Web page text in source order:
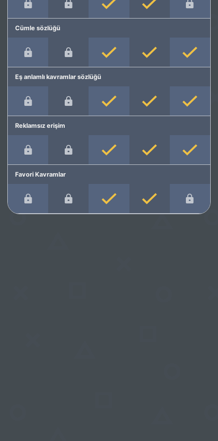
Cümle sözlüğü
Eş anlamlı kavramlar sözlüğü
Reklamsız erişim
Favori Kavramlar